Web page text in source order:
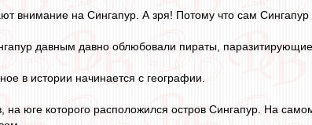
внимание на Сингапур. А зря! Потому что сам
давным давно облюбовали пираты, паразитирующие
в истории начинается с географии.
на юге которого расположился остров Сингапур. На